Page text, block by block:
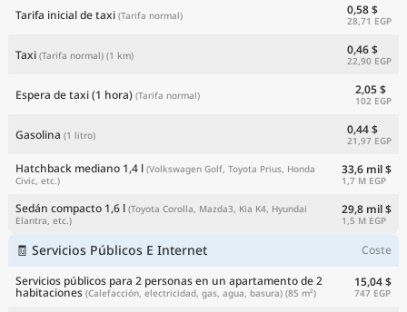
Tarifa inicial de taxi (Tarifa normal) 0,58 $
28,71 EGP
Taxi (Tarifa normal) (1 km) 0,46 $
22,90 EGP
Espera de taxi (1 hora) (Tarifa normal) 2,05 $
102 EGP
Gasolina (1 litro) 0,44 $
21,97 EGP
Hatchback mediano 1,4 l (Volkswagen Golf, Toyota Prius, Honda
Civic, etc.)
33,6 mil $
1,7 M EGP
Sedán compacto 1,6 l (Toyota Corolla, Mazda3, Kia K4, Hyundai
Elantra, etc.)
29,8 mil $
1,5 M EGP
🧾 Servicios Públicos E Internet
Coste
Servicios públicos para 2 personas en un apartamento de 2
habitaciones (Calefacción, electricidad, gas, agua, basura) (85 m²)
15,04 $
747 EGP